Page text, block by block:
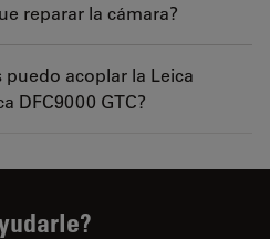
reparar la cámara?
acoplar la Leica
DFC9000 GTC?